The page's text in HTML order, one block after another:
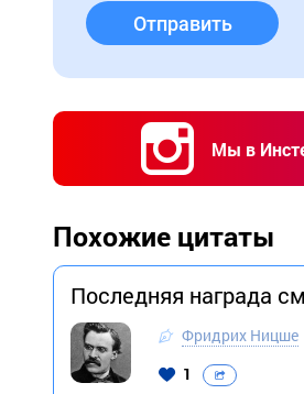
Отправить
Мы в
Похожие цитаты
Последняя награда
Фридрих Ницше
1